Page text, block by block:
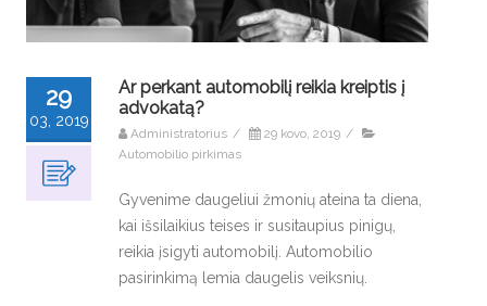
29
03, 2019
Ar perkant automobilį reikia kreiptis į
advokatą?
Administratorius / 29 kovo, 2019 /
Automobilio pirkimas
Gyvenime daugeliui žmonių ateina ta diena,
kai išsilaikius teises ir susitaupius pinigų,
reikia įsigyti automobilį. Automobilio
pasirinkimą lemia daugelis veiksnių.